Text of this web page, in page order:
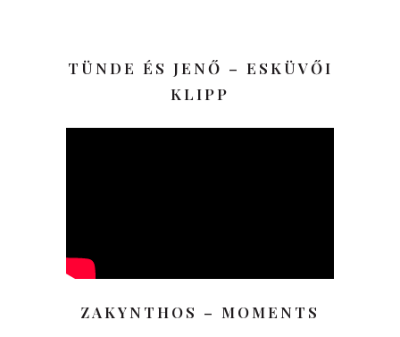
TÜNDE ÉS JENŐ – ESKÜVŐI
KLIPP
ZAKYNTHOS – MOMENTS